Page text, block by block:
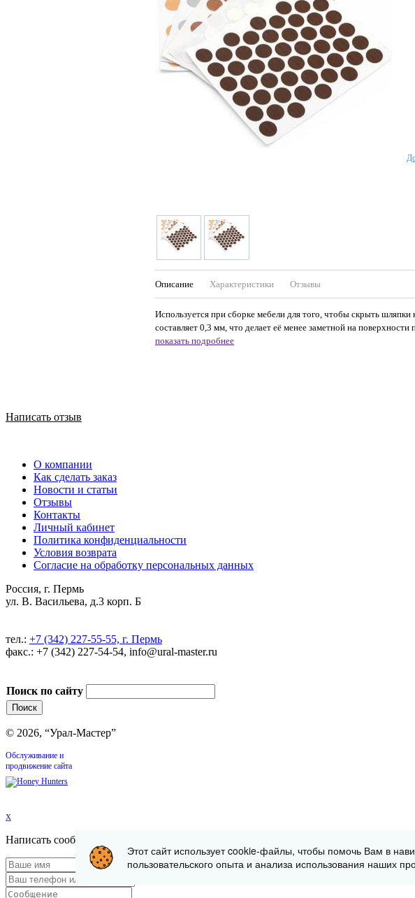
Описание Характеристики Отзывы
Используется при сборке мебели для того, чтобы скрыть
составляет 0,3 мм, что делает её менее заметной на поверхности
показать подробнее
Написать отзыв
О компании
Как сделать заказ
Новости и статьи
Отзывы
Контакты
Личный кабинет
Политика конфиденциальности
Условия возврата
Согласие на обработку персональных данных
Россия, г. Пермь
ул. В. Васильева, д.3 корп. Б
тел.: +7 (342) 227-55-55, г. Пермь
факс.: +7 (342) 227-54-54, info@ural-master.ru
Поиск по сайту
© 2026, “Урал-Мастер”
Обслуживание и
продвижение сайта
x
Написать сообщение
Этот сайт использует cookie-файлы, чтобы помочь Вам в
пользовательского опыта и анализа использования наших